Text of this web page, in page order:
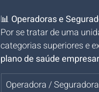
📊 Operadoras e
Por se tratar de uma
categorias superiores e
plano de saúde
Operadora / Seguradora